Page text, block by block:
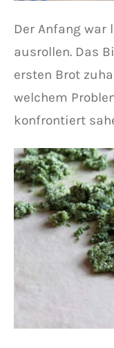
Der Anfang war
ausrollen. Das
ersten Brot
welchem
konfrontiert